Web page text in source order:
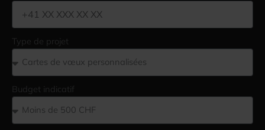
Type de projet
Budget indicatif